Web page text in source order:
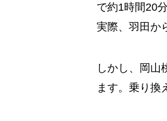
で約1時間20
実際、羽田か
しかし、岡山
ます。乗り換